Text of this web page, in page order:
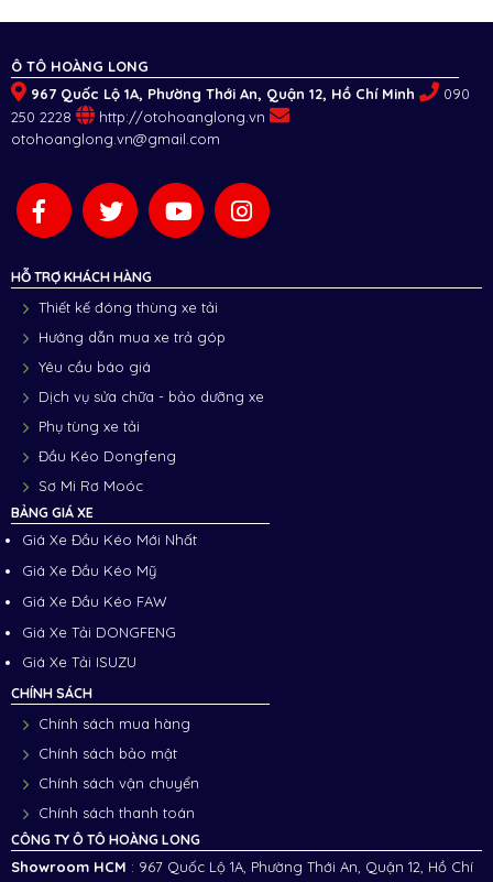
Ô TÔ HOÀNG LONG
967 Quốc Lộ 1A, Phường Thới An, Quận 12, Hồ Chí Minh
090
250 2228
http://otohoanglong.vn
otohoanglong.vn@gmail.com
HỖ TRỢ KHÁCH HÀNG
Thiết kế đóng thùng xe tải
Hướng dẫn mua xe trả góp
Yêu cầu báo giá
Dịch vụ sửa chữa - bảo dưỡng xe
Phụ tùng xe tải
Đầu Kéo Dongfeng
Sơ Mi Rơ Moóc
BẢNG GIÁ XE
Giá Xe Đầu Kéo Mới Nhất
Giá Xe Đầu Kéo Mỹ
Giá Xe Đầu Kéo FAW
Giá Xe Tải DONGFENG
Giá Xe Tải ISUZU
CHÍNH SÁCH
Chính sách mua hàng
Chính sách bảo mật
Chính sách vận chuyển
Chính sách thanh toán
CÔNG TY Ô TÔ HOÀNG LONG
Showroom HCM : 967 Quốc Lộ 1A, Phường Thới An, Quận 12, Hồ Chí